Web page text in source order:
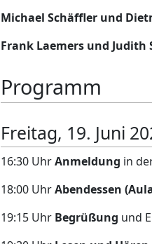
Michael Schäffler und
Frank Laemers und Judith
Programm
Freitag, 19. Juni
16:30 UhrAnmeldung in
18:00 UhrAbendessen
19:15 Uhr Begrüßung und